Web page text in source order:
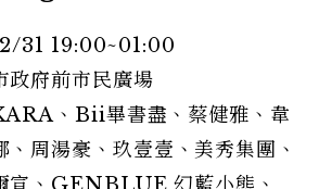
31 19:00~01:00
政府前市民廣場
、Bii畢書盡、蔡健雅、韋
、周湯豪、玖壹壹、美秀集團、